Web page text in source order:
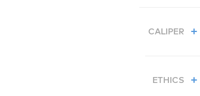
CALIPER
ETHICS